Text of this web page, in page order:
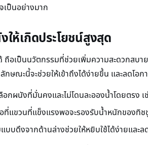
เป็นอย่างมาก
ให้เกิดประโยชน์สูงสุด
อเป็นนวัตกรรมที่ช่วยเพิ่มความสะดวกสบา
ณะนี้จะช่วยให้เข้าถึงได้ง่ายขึ้น และลดโอ
อกผนังที่มั่นคงและไม่โดนละอองน้ำโดยตรง
อที่แขวนที่แข็งแรงพอจะรองรับน้ำหนักของทิ
บบดึงจากด้านล่างช่วยให้หยิบใช้ได้ง่ายแล